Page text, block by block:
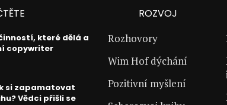
které dělá a
copywriter
si zapamatovat
Vědci přišli se
ROZVOJ
Rozhovory
Wim Hof dýchání
Pozitivní myšlení